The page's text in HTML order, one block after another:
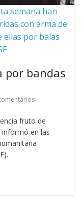
semana han
con arma de
ellas por balas
por bandas
fruto de
en las